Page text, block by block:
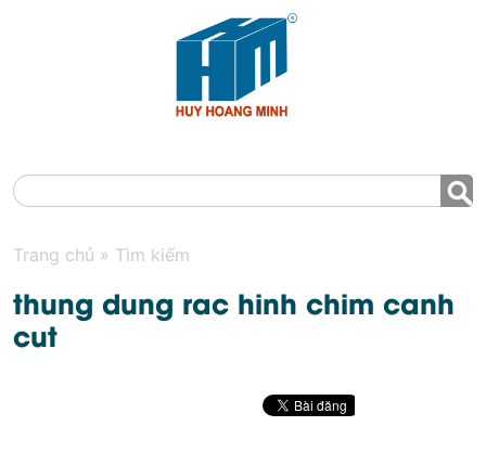
Trang chủ » Tìm kiếm
thung dung rac hinh chim canh
cut